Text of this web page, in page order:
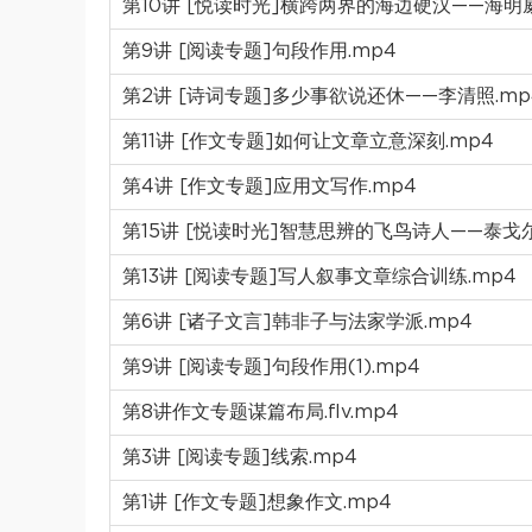
第10讲 [悦读时光]横跨两界的海边硬汉——海明
第9讲 [阅读专题]句段作用.mp4
第2讲 [诗词专题]多少事欲说还休——李清照
第11讲 [作文专题]如何让文章立意深刻.mp4
第4讲 [作文专题]应用文写作.mp4
第15讲 [悦读时光]智慧思辨的飞鸟诗人——泰戈
第13讲 [阅读专题]写人叙事文章综合训练.mp4
第6讲 [诸子文言]韩非子与法家学派.mp4
第9讲 [阅读专题]句段作用(1).mp4
第8讲作文专题谋篇布局.flv.mp4
第3讲 [阅读专题]线索.mp4
第1讲 [作文专题]想象作文.mp4